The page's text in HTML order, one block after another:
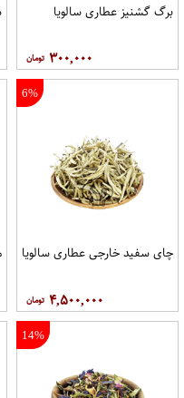
برگ گشنیز عطاری سالویا
۳۰۰,۰۰۰
6%
چای سفید خارجی عطاری سالویا
۴,۵۰۰,۰۰۰
14%